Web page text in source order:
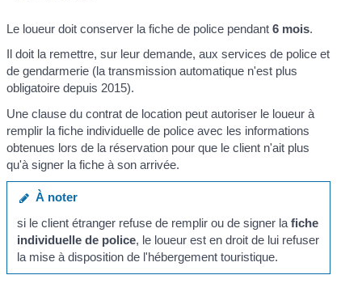
Le loueur doit conserver la fiche de police pendant 6 mois.
Il doit la remettre, sur leur demande, aux services de police et
de gendarmerie (la transmission automatique n'est plus
obligatoire depuis 2015).
Une clause du contrat de location peut autoriser le loueur à
remplir la fiche individuelle de police avec les informations
obtenues lors de la réservation pour que le client n'ait plus
qu'à signer la fiche à son arrivée.
À noter
si le client étranger refuse de remplir ou de signer la fiche
individuelle de police, le loueur est en droit de lui refuser
la mise à disposition de l'hébergement touristique.